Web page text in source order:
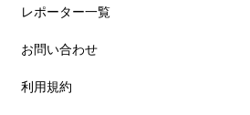
レポーター一覧
お問い合わせ
利用規約